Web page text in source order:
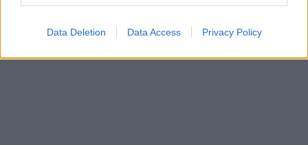
Data Deletion Data Access Privacy Policy